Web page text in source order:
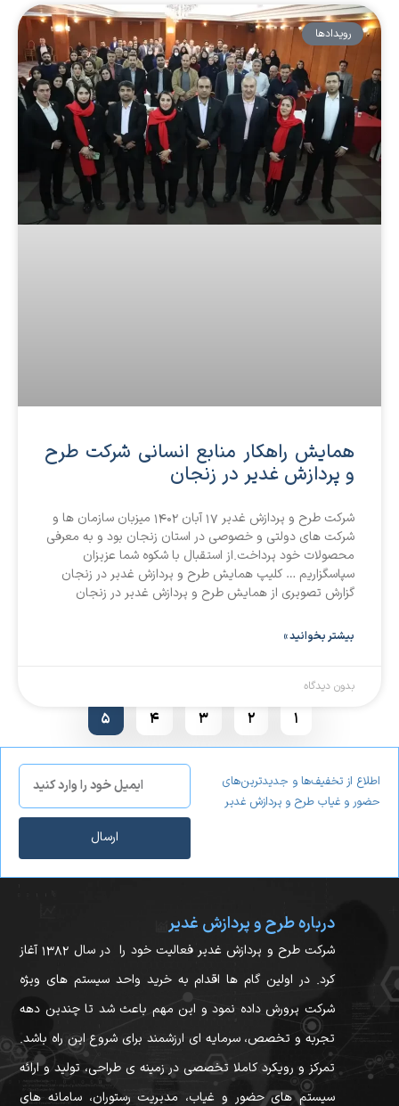
رویداد‌ها
همایش راهکار منابع انسانی شرکت طرح
و پردازش غدیر در زنجان
شرکت طرح و پردازش غدیر 17 آبان 1402 میزبان سازمان ها و
شرکت های دولتی و خصوصی در استان زنجان بود و به معرفی
محصولات خود پرداخت.از استقبال با شکوه شما عزیزان
سپاسگزاریم … کلیپ همایش طرح و پردازش غدیر در زنجان
گزارش تصویری از همایش طرح و پردازش غدیر در زنجان
بیشتر بخوانید »
بدون دیدگاه
1
2
3
4
5
اطلاع از تخفیف‌ها و جدیدترین‌های
حضور و غیاب طرح و پردازش غدیر
ارسال
درباره طرح و پردازش غدیر
شرکت طرح و پردازش غدیر فعالیت خود را در سال ۱۳۸۲ آغاز
کرد. در اولین گام ها اقدام به خرید واحد سیستم های ویژه
شرکت پرورش داده نمود و این مهم باعث شد تا چندین دهه
تجربه و تخصص، سرمایه ای ارزشمند برای شروع این راه باشد.
تمرکز و رویکرد کاملا تخصصی در زمینه ی طراحی، تولید و ارائه
سیستم های حضور و غیاب، مدیریت رستوران، سامانه های